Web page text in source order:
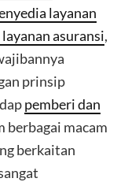
layanan
asuransi,
prinsip
pemberi dan
berbagai macam
berkaitan